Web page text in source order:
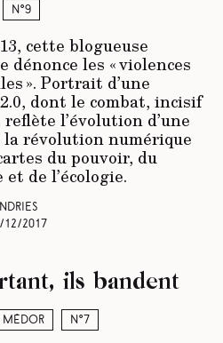
N°9
cette blogueuse
dénonce les « violences
». Portrait d’une
dont le combat, incisif
l’évolution d’une
la révolution numérique
du pouvoir, du
de l’écologie.
12/2017
Médor N°7
ils bandent